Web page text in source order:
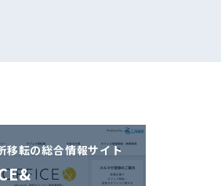
移転の総合情報サイト